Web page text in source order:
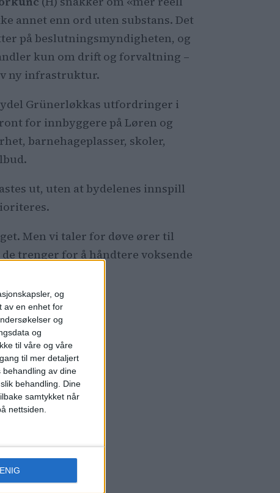
og
av en enhet for
og
og
til våre og våre
til mer detaljert
av dine
behandling. Dine
samtykket når
nettsiden.
ENIG
annet enn ord uten substans. Det
på beslutningsmyndigheten, og
kun om drift og forvaltning –
ny infrastruktur.
Grünerløkkas utfordringer i
for innbyggere på Løren og
barnehageplasser, skoler,
ut, uten at bydelenes innspill
Men vi taler for døve ører til
trenger for å håndtere voksende